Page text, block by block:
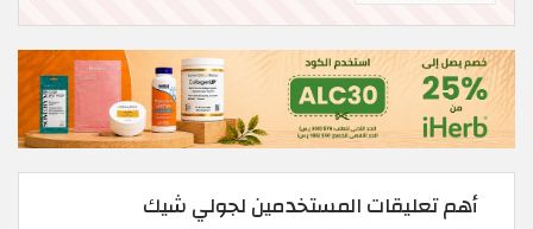
أهم تعليقات المستخدمين لجولي شيك